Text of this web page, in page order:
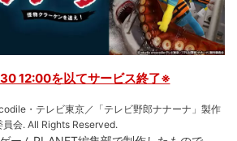
12:00を以てサービス終了※
・テレビ東京／「テレビ野郎ナナーナ」製作
員会. All Rights Reserved.